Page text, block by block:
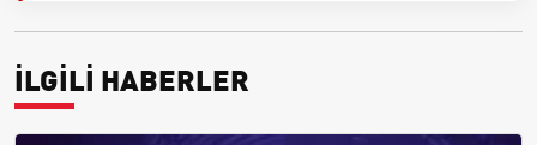
İLGİLİ HABERLER